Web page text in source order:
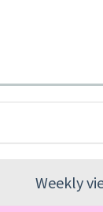
Weekly